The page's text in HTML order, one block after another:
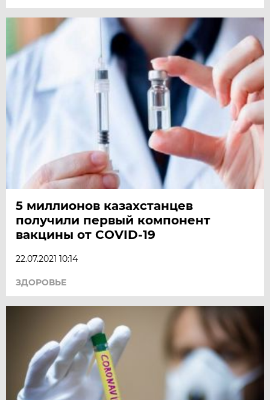
5 миллионов казахстанцев
получили первый компонент
вакцины от COVID-19
22.07.2021 10:14
ЗДОРОВЬЕ